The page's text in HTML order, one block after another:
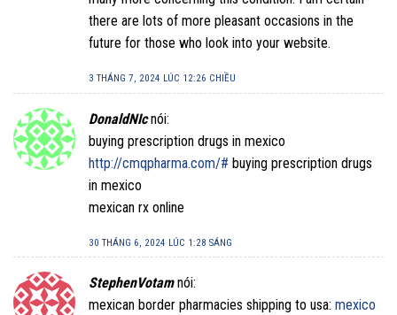
there are lots of more pleasant occasions in the
future for those who look into your website.
3 THÁNG 7, 2024 LÚC 12:26 CHIỀU
DonaldNIc nói:
buying prescription drugs in mexico
http://cmqpharma.com/# buying prescription drugs
in mexico
mexican rx online
30 THÁNG 6, 2024 LÚC 1:28 SÁNG
StephenVotam nói:
mexican border pharmacies shipping to usa: mexico